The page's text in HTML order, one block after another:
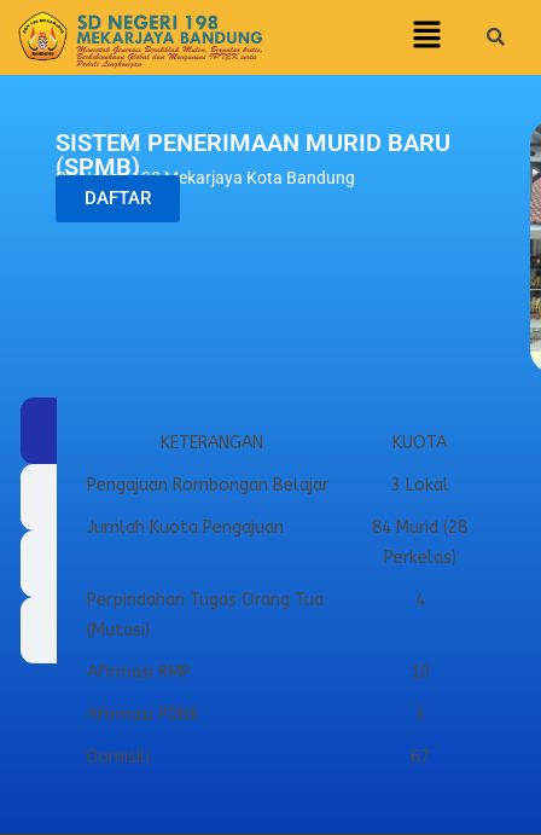
SISTEM PENERIMAAN MURID BARU
(SPMB)
SD Negeri 198 Mekarjaya Kota Bandung
DAFTAR
Kuota
Jadwal
Dokumen SPMB
KETERANGAN KUOTA
Pengajuan Rombongan Belajar 3 Lokal
Jumlah Kuota Pengajuan
84 Murid (28
Perkelas)
Perpindahan Tugas Orang Tua
(Mutasi)
4
Afirmasi RMP 10
Afirmasi PDBK 3
Domisili 67